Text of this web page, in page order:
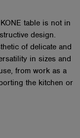
table is not in
design.
of delicate and
in sizes and
from work as a
the kitchen or